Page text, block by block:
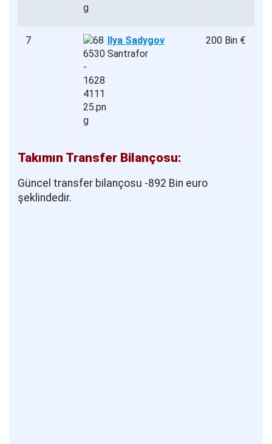
7
Ilya Sadygov
Santrafor
200 Bin €
Takımın Transfer Bilançosu:
Güncel transfer bilançosu -892 Bin euro
şeklindedir.